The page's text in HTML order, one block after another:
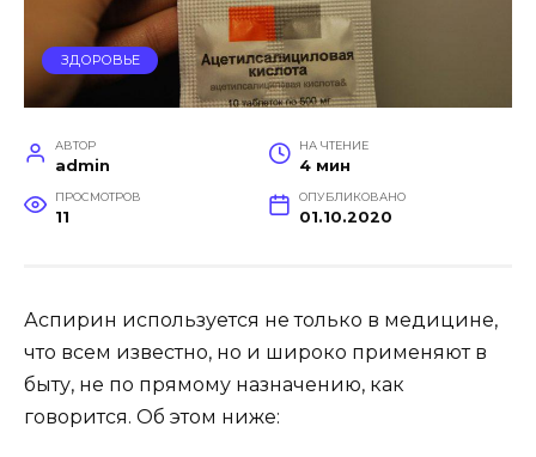
ЗДОРОВЬЕ
АВТОР
admin
НА ЧТЕНИЕ
4 мин
ПРОСМОТРОВ
11
ОПУБЛИКОВАНО
01.10.2020
Аспирин используется не только в медицине,
что всем известно, но и широко применяют в
быту, не по прямому назначению, как
говорится. Об этом ниже: